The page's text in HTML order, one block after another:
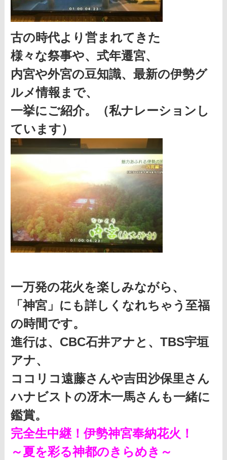
古の時代より営まれてきた
様々な祭事や、式年遷宮、
内宮や外宮の豆知識、 最新の伊勢グ
ルメ情報まで、
一挙にご紹介。（私ナレーションし
ています）
一万発の花火を楽しみながら、
「神宮」にも詳しくなれちゃう至福
の時間です。
進行は、CBC石井アナと、TBS宇垣
アナ、
ココリコ遠藤さんや吉田沙保里さん
ハナビストの冴木一馬さんも一緒に
鑑賞。
完全生中継！伊勢神宮奉納花火！
～夏を彩る神都のきらめき～